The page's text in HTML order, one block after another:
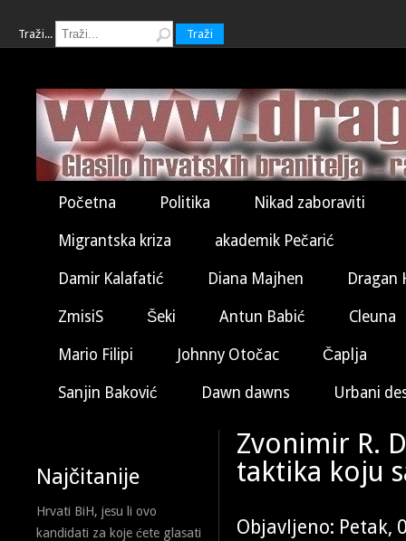
Traži... Traži
Početna Politika Nikad zaboraviti
Migrantska kriza akademik Pečarić
Damir Kalafatić Diana Majhen Dragan
ZmisiS Šeki Antun Babić Cleuna
Mario Filipi Johnny Otočac Čaplja
Sanjin Baković Dawn dawns Urbani
Najčitanije
Hrvati BiH, jesu li ovo
kandidati za koje ćete glasati
Zvonimir R.
taktika koju
Objavljeno: Petak,